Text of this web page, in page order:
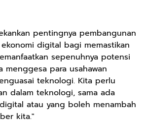
pentingnya pembangunan
digital bagi memastikan
sepenuhnya potensi
menggesa para usahawan
teknologi. Kita perlu
dalam teknologi, sama ada
atau yang boleh menambah
kita."